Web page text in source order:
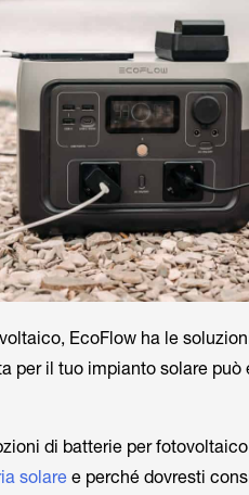
EcoFlow ha le
per il tuo impianto solare
di batterie per
solaree perché dovresti